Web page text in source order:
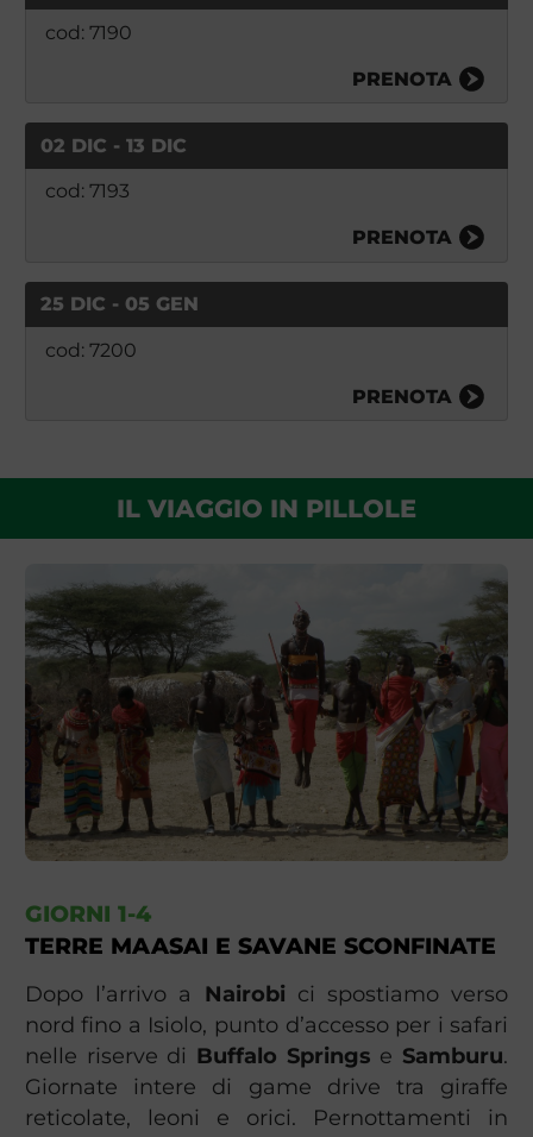
cod: 7190
PRENOTA
02 DIC - 13 DIC
cod: 7193
PRENOTA
25 DIC - 05 GEN
cod: 7200
PRENOTA
IL VIAGGIO IN PILLOLE
GIORNI 1-4
TERRE MAASAI E SAVANE SCONFINATE
Dopo l’arrivo a Nairobici spostiamo verso
nord fino a Isiolo, punto d’accesso per i safari
nelle riserve di Buffalo Springs e Samburu.
Giornate intere di game drive tra giraffe
reticolate, leoni e orici. Pernottamenti in